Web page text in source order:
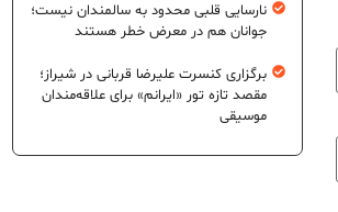
نارسایی قلبی محدود به سالمندان نیست؛
جوانان هم در معرض خطر هستند
برگزاری کنسرت علیرضا قربانی در شیراز؛
مقصد تازه تور «ایرانم» برای علاقه‌مندان
موسیقی